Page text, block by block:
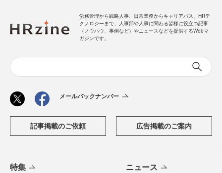
労務管理から戦略人事、日常業務からキャリアパス、HRテ
クノロジーまで、人事部や人事に関わる皆様に役立つ記事
（ノウハウ、事例など）やニュースなどを提供するWebマ
ガジンです。
メールバックナンバー
記事掲載のご依頼 広告掲載のご案内
特集 ニュース